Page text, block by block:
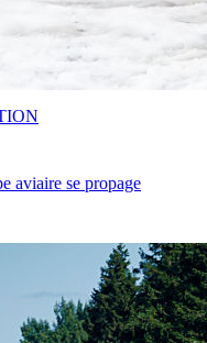
aviaire se propage